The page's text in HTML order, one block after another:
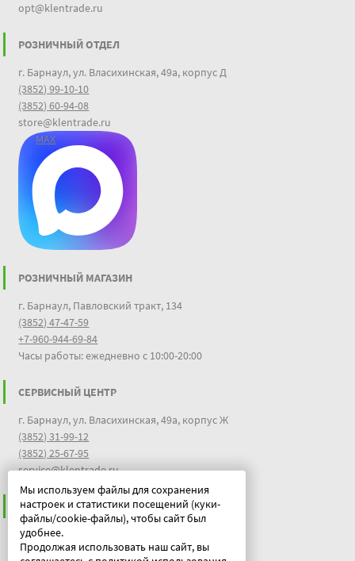
Мы используем файлы для сохранения
настроек и статистики посещений (куки-
файлы/cookie-файлы), чтобы сайт был
удобнее.
Продолжая использовать наш сайт, вы
opt@klentrade.ru
РОЗНИЧНЫЙ ОТДЕЛ
г. Барнаул, ул. Власихинская, 49а, корпус Д
(3852) 99-10-10
(3852) 60-94-08
store@klentrade.ru
MAX
РОЗНИЧНЫЙ МАГАЗИН
г. Барнаул, Павловский тракт, 134
(3852) 47-47-59
+7-960-944-69-84
Часы работы: ежедневно с 10:00-20:00
СЕРВИСНЫЙ ЦЕНТР
г. Барнаул, ул. Власихинская, 49а, корпус Ж
(3852) 31-99-12
(3852) 25-67-95
service@klentrade.ru
ИНФОРМАЦИЯ
Пользовательское соглашение
Политика конфиденциальности